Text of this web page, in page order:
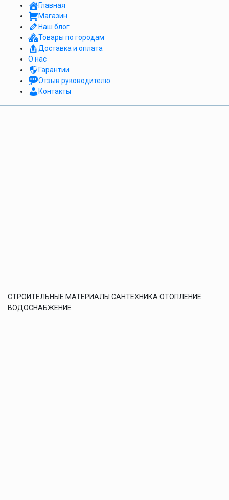
Главная
Магазин
Наш блог
Товары по городам
Доставка и оплата
О нас
Гарантии
Отзыв руководителю
Контакты
СТРОИТЕЛЬНЫЕ МАТЕРИАЛЫ САНТЕХНИКА ОТОПЛЕНИЕ
ВОДОСНАБЖЕНИЕ